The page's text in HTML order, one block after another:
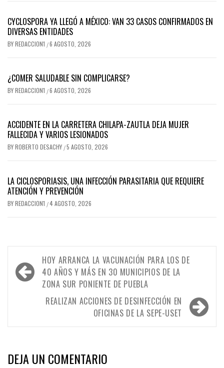
CYCLOSPORA YA LLEGÓ A MÉXICO: VAN 33 CASOS CONFIRMADOS EN
DIVERSAS ENTIDADES
BYREDACCION1 /6 AGOSTO, 2026
¿COMER SALUDABLE SIN COMPLICARSE?
BYREDACCION1 /6 AGOSTO, 2026
ACCIDENTE EN LA CARRETERA CHILAPA-ZAUTLA DEJA MUJER
FALLECIDA Y VARIOS LESIONADOS
BYROBERTO DESACHY /5 AGOSTO, 2026
LA CICLOSPORIASIS, UNA INFECCIÓN PARASITARIA QUE REQUIERE
ATENCIÓN Y PREVENCIÓN
BYREDACCION1 /4 AGOSTO, 2026
Navegación
de
entradas
HOY ARRANCA LA VACUNACIÓN PARA LOS DE
40 AÑOS Y MÁS EN 30 MUNICIPIOS DE LA
ZONA SUR PONIENTE DE PUEBLA
REALIZAN ACCIONES DE DESINFECCIÓN EN
OFICINAS DE LA SEPE-USET
DEJA UN COMENTARIO